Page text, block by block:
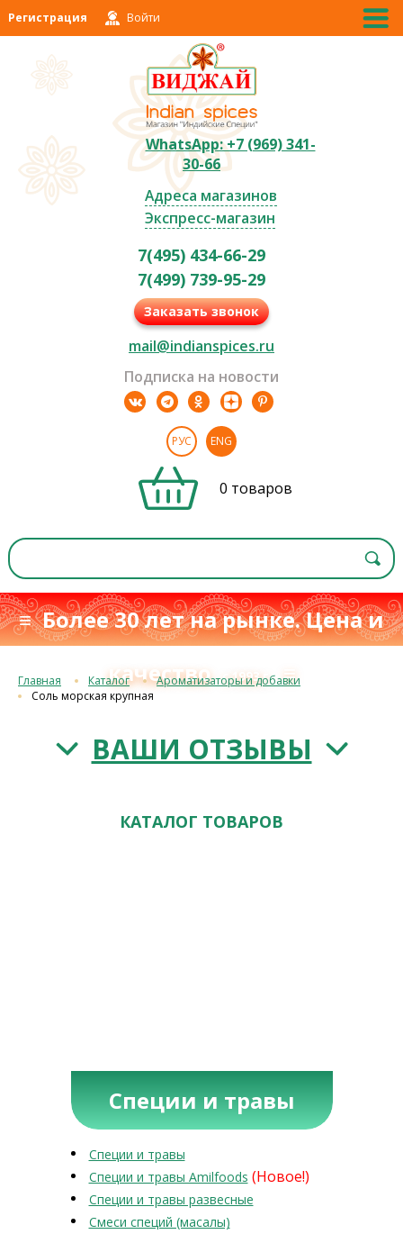
Регистрация Войти
WhatsApp: +7 (969) 341-
30-66
Адреса магазинов
Экспресс-магазин
7(495) 434-66-29
7(499) 739-95-29
Заказать звонок
mail@indianspices.ru
Подписка на новости
РУС ENG
0 товаров
≡ Более 30 лет на рынке. Цена и
качествос 1993 г.≡
Главная Каталог
Ароматизаторы и добавки
Соль морская крупная
ВАШИ ОТЗЫВЫ
КАТАЛОГ ТОВАРОВ
Специи и травы
Специи и травы
Специи и травы Amilfoods (Новое!)
Специи и травы развесные
Смеси специй (масалы)